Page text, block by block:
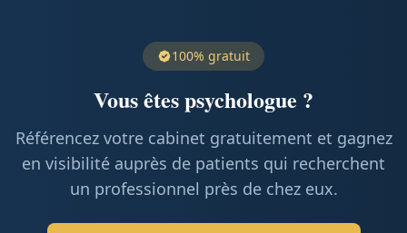
100% gratuit
Vous êtes psychologue ?
Référencez votre cabinet gratuitement et gagnez
en visibilité auprès de patients qui recherchent
un professionnel près de chez eux.